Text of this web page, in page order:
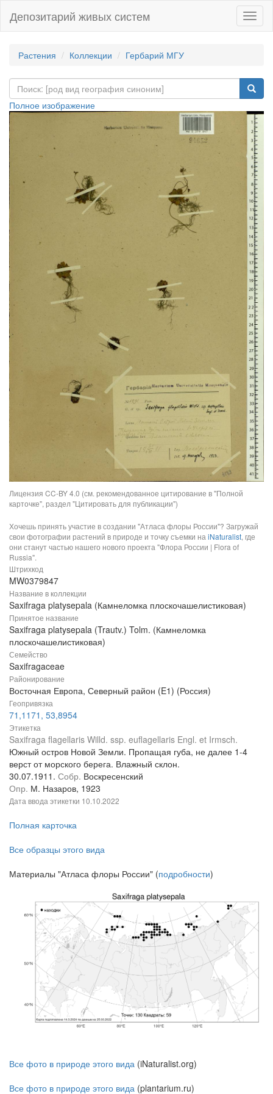
Депозитарий живых систем
Растения Коллекции Гербарий МГУ
Полное изображение
Лицензия CC-BY 4.0 (см. рекомендованное цитирование в "Полной
карточке", раздел "Цитировать для публикации")
Хочешь принять участие в создании "Атласа флоры России"? Загружай
свои фотографии растений в природе и точку съемки на iNaturalist, где
они станут частью нашего нового проекта "Флора России | Flora of
Russia".
Штрихкод
MW0379847
Название в коллекции
Saxifraga platysepala (Камнеломка плоскочашелистиковая)
Принятое название
Saxifraga platysepala (Trautv.) Tolm. (Камнеломка
плоскочашелистиковая)
Семейство
Saxifragaceae
Районирование
Восточная Европа, Северный район (E1) (Россия)
Геопривязка
71,1171, 53,8954
Этикетка
Saxifraga flagellaris Willd. ssp. euflagellaris Engl. et Irmsch.
Южный остров Новой Земли. Пропащая губа, не далее 1-4
верст от морского берега. Влажный склон.
30.07.1911. Собр. Воскресенский
Опр. М. Назаров, 1923
Дата ввода этикетки 10.10.2022
Полная карточка
Все образцы этого вида
Материалы "Атласа флоры России" (подробности)
Все фото в природе этого вида (iNaturalist.org)
Все фото в природе этого вида (plantarium.ru)